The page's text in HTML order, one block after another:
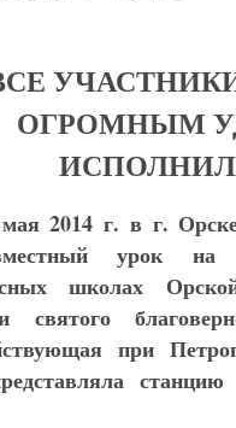
ОГРОМНЫМ
2014 г. в г.
урок на
школах
при
станцию